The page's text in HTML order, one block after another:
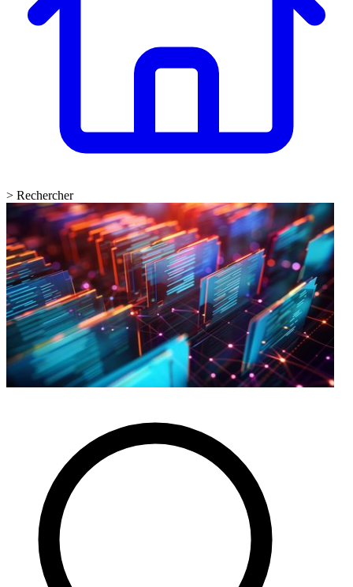
> Rechercher